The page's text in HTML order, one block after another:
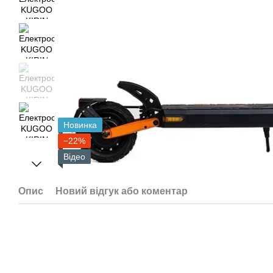
Новинка
−22%
Відео
Опис Новий відгук або коментар